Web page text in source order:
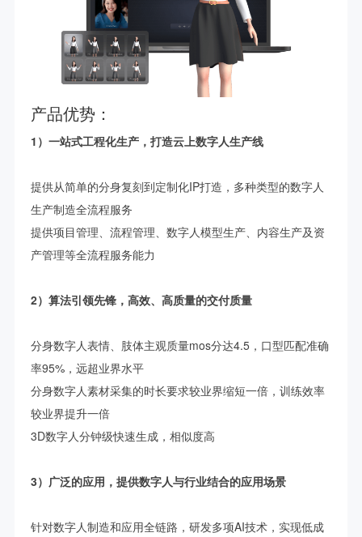
产品优势：
1）一站式工程化生产，打造云上数字人生产线
提供从简单的分身复刻到定制化IP打造，多种类型的数字人
生产制造全流程服务
提供项目管理、流程管理、数字人模型生产、内容生产及资
产管理等全流程服务能力
2）算法引领先锋，高效、高质量的交付质量
分身数字人表情、肢体主观质量mos分达4.5，口型匹配准确
率95%，远超业界水平
分身数字人素材采集的时长要求较业界缩短一倍，训练效率
较业界提升一倍
3D数字人分钟级快速生成，相似度高
3）广泛的应用，提供数字人与行业结合的应用场景
针对数字人制造和应用全链路，研发多项AI技术，实现低成